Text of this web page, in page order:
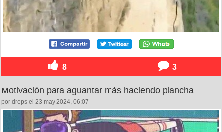
8 3
Motivación para aguantar más haciendo plancha
por dreps el 23 may 2024, 06:07